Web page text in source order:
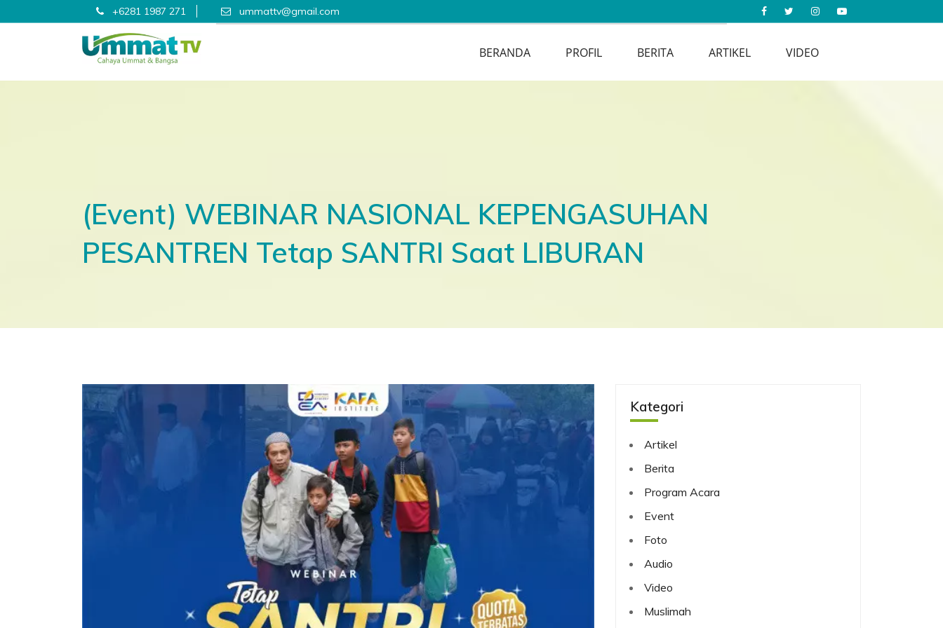
+6281 1987 271 ummattv@gmail.com
BERANDA PROFIL BERITA ARTIKEL VIDEO
(Event) WEBINAR NASIONAL KEPENGASUHAN
PESANTREN Tetap SANTRI Saat LIBURAN
Kategori
Artikel
Berita
Program Acara
Event
Foto
Audio
Video
Muslimah